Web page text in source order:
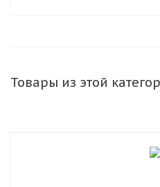
Товары из этой